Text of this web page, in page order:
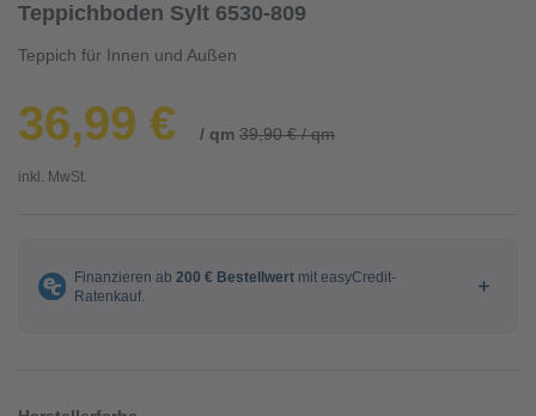
Teppichboden Sylt 6530-809
Teppich für Innen und Außen
36,99 € / qm 39,90 € / qm
inkl. MwSt.